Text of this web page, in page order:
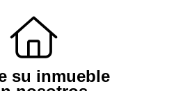
su inmueble